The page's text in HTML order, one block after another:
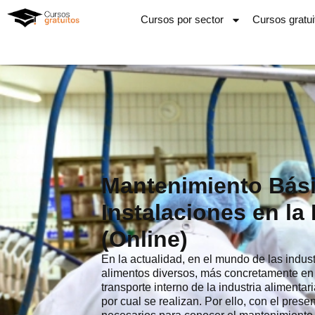
Cursos por sector Cursos
Mantenimiento
Instalaciones en la
(Online)
En la actualidad, en el mundo de las
alimentos diversos, más concretamente
transporte interno de la industria
por cual se realizan. Por ello, con el